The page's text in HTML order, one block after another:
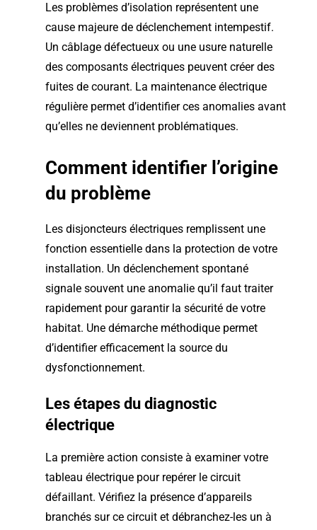
Les problèmes d’isolation représentent une
cause majeure de déclenchement intempestif.
Un câblage défectueux ou une usure naturelle
des composants électriques peuvent créer des
fuites de courant. La maintenance électrique
régulière permet d’identifier ces anomalies avant
qu’elles ne deviennent problématiques.
Comment identifier l’origine
du problème
Les disjoncteurs électriques remplissent une
fonction essentielle dans la protection de votre
installation. Un déclenchement spontané
signale souvent une anomalie qu’il faut traiter
rapidement pour garantir la sécurité de votre
habitat. Une démarche méthodique permet
d’identifier efficacement la source du
dysfonctionnement.
Les étapes du diagnostic
électrique
La première action consiste à examiner votre
tableau électrique pour repérer le circuit
défaillant. Vérifiez la présence d’appareils
branchés sur ce circuit et débranchez-les un à